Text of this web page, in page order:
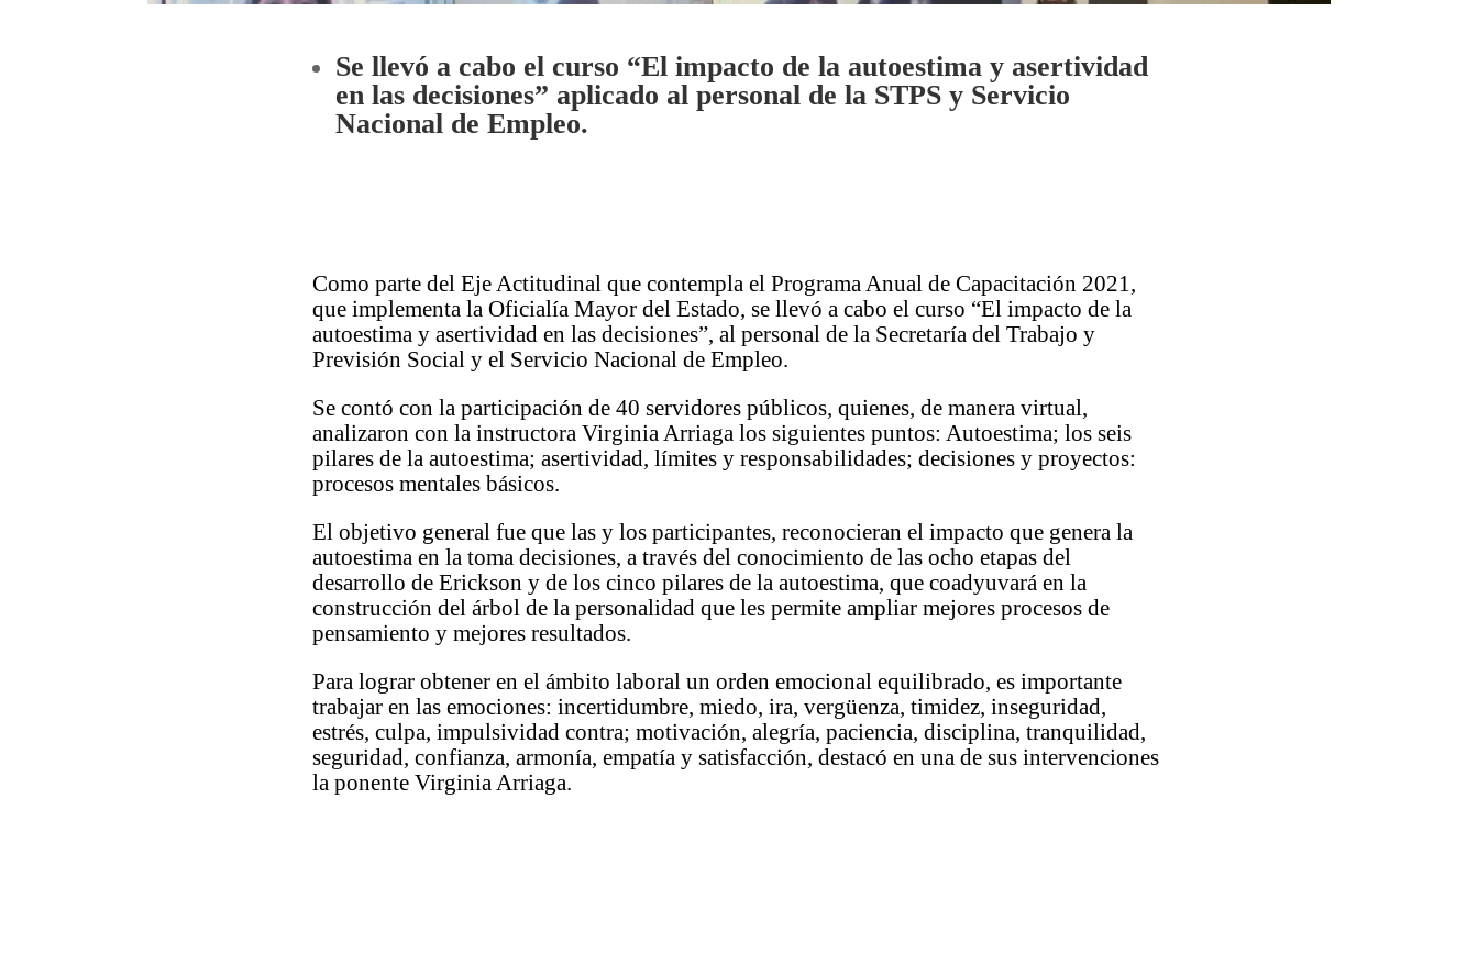
Se llevó a cabo el curso “El impacto de la autoestima y asertividad
en las decisiones” aplicado al personal de la STPS y Servicio
Nacional de Empleo.
Como parte del Eje Actitudinal que contempla el Programa Anual de Capacitación 2021,
que implementa la Oficialía Mayor del Estado, se llevó a cabo el curso “El impacto de la
autoestima y asertividad en las decisiones”, al personal de la Secretaría del Trabajo y
Previsión Social y el Servicio Nacional de Empleo.
Se contó con la participación de 40 servidores públicos, quienes, de manera virtual,
analizaron con la instructora Virginia Arriaga los siguientes puntos: Autoestima; los seis
pilares de la autoestima; asertividad, límites y responsabilidades; decisiones y proyectos:
procesos mentales básicos.
El objetivo general fue que las y los participantes, reconocieran el impacto que genera la
autoestima en la toma decisiones, a través del conocimiento de las ocho etapas del
desarrollo de Erickson y de los cinco pilares de la autoestima, que coadyuvará en la
construcción del árbol de la personalidad que les permite ampliar mejores procesos de
pensamiento y mejores resultados.
Para lograr obtener en el ámbito laboral un orden emocional equilibrado, es importante
trabajar en las emociones: incertidumbre, miedo, ira, vergüenza, timidez, inseguridad,
estrés, culpa, impulsividad contra; motivación, alegría, paciencia, disciplina, tranquilidad,
seguridad, confianza, armonía, empatía y satisfacción, destacó en una de sus intervenciones
la ponente Virginia Arriaga.